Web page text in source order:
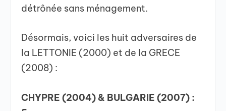
détrônée sans ménagement.
Désormais, voici les huit adversaires de
la LETTONIE (2000) et de la GRECE
(2008) :
CHYPRE (2004) & BULGARIE (2007) :